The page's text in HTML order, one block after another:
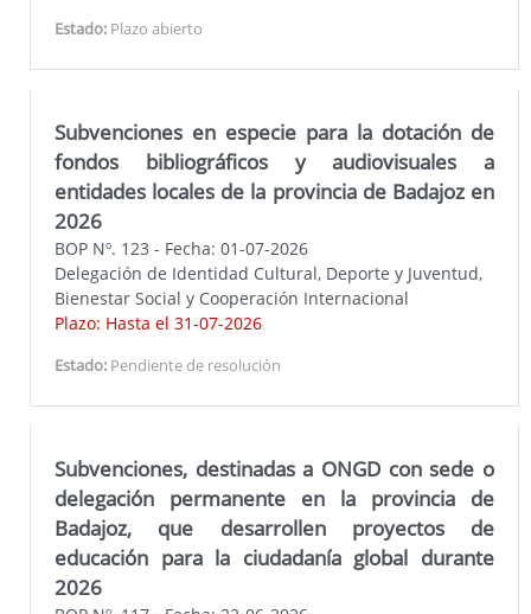
Actualización:BOP 31-08-2023
Presidencia
Economía y Hacienda
Estado: Plazo abierto
Subvenciones en especie para la dotación de
fondos bibliográficos y audiovisuales a
entidades locales de la provincia de Badajoz en
2026
BOP Nº. 123 - Fecha: 01-07-2026
Delegación de Identidad Cultural, Deporte y Juventud,
Bienestar Social y Cooperación Internacional
Plazo: Hasta el 31-07-2026
Estado: Pendiente de resolución
Subvenciones, destinadas a ONGD con sede o
delegación permanente en la provincia de
Badajoz, que desarrollen proyectos de
educación para la ciudadanía global durante
2026